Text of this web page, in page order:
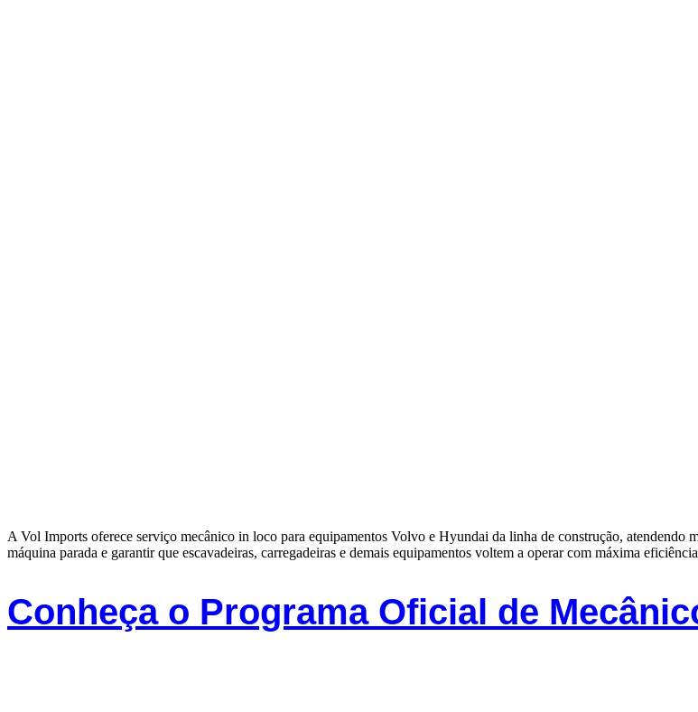
A Vol Imports oferece serviço mecânico in loco para equipamentos Volvo e Hyundai da linha de construção, atendendo
máquina parada e garantir que escavadeiras, carregadeiras e demais equipamentos voltem a operar com máxima
Conheça o Programa Oficial de